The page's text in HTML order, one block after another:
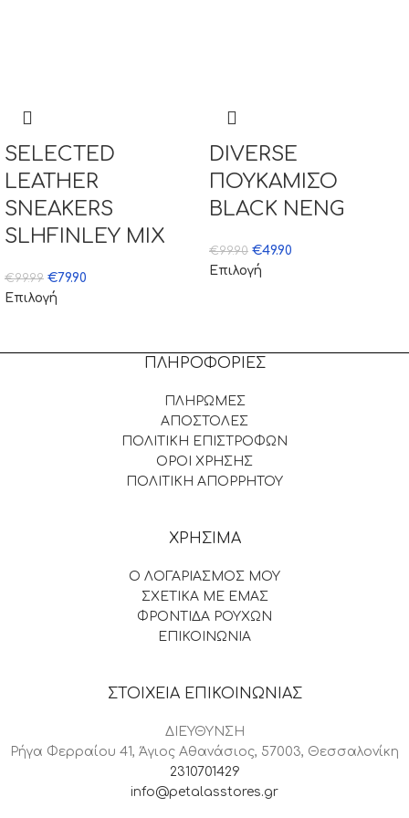
SELECTED
LEATHER
SNEAKERS
SLHFINLEY MIX
€99.99 €79.90
Επιλογή
DIVERSE
ΠΟΥΚΑΜΙΣΟ
BLACK NENG
€99.90 €49.90
Επιλογή
ΠΛΗΡΟΦΟΡΙΕΣ
ΠΛΗΡΩΜΕΣ
ΑΠΟΣΤΟΛΕΣ
ΠΟΛΙΤΙΚΗ ΕΠΙΣΤΡΟΦΩΝ
ΟΡΟΙ ΧΡΗΣΗΣ
ΠΟΛΙΤΙΚΗ ΑΠΟΡΡΗΤΟΥ
ΧΡΗΣΙΜΑ
Ο ΛΟΓΑΡΙΑΣΜΟΣ ΜΟΥ
ΣΧΕΤΙΚΑ ΜΕ ΕΜΑΣ
ΦΡΟΝΤΙΔΑ ΡΟΥΧΩΝ
ΕΠΙΚΟΙΝΩΝΙΑ
ΣΤΟΙΧΕΙΑ ΕΠΙΚΟΙΝΩΝΙΑΣ
ΔΙΕΥΘΥΝΣΗ
Ρήγα Φερραίου 41, Άγιος Αθανάσιος, 57003, Θεσσαλονίκη
2310701429
info@petalasstores.gr